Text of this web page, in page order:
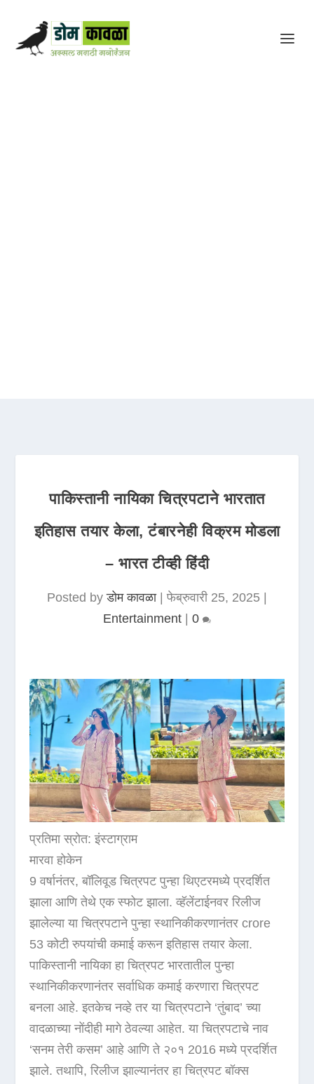
पाकिस्तानी नायिका चित्रपटाने भारतात
इतिहास तयार केला, टंबारनेही विक्रम मोडला
– भारत टीव्ही हिंदी
Posted byडोम कावळा|फेब्रुवारी 25, 2025
Entertainment
0
प्रतिमा स्रोत: इंस्टाग्राम
मारवा होकेन
9 वर्षानंतर, बॉलिवूड चित्रपट पुन्हा थिएटरमध्ये प्रदर्शित
झाला आणि तेथे एक स्फोट झाला. व्हॅलेंटाईनवर रिलीज
झालेल्या या चित्रपटाने पुन्हा स्थानिकीकरणानंतर crore
53 कोटी रुपयांची कमाई करून इतिहास तयार केला.
पाकिस्तानी नायिका हा चित्रपट भारतातील पुन्हा
स्थानिकीकरणानंतर सर्वाधिक कमाई करणारा चित्रपट
बनला आहे. इतकेच नव्हे तर या चित्रपटाने ‘तुंबाद’ च्या
वादळाच्या नोंदीही मागे ठेवल्या आहेत. या चित्रपटाचे नाव
‘सनम तेरी कसम’ आहे आणि ते २०१ 2016 मध्ये प्रदर्शित
झाले. तथापि, रिलीज झाल्यानंतर हा चित्रपट बॉक्स